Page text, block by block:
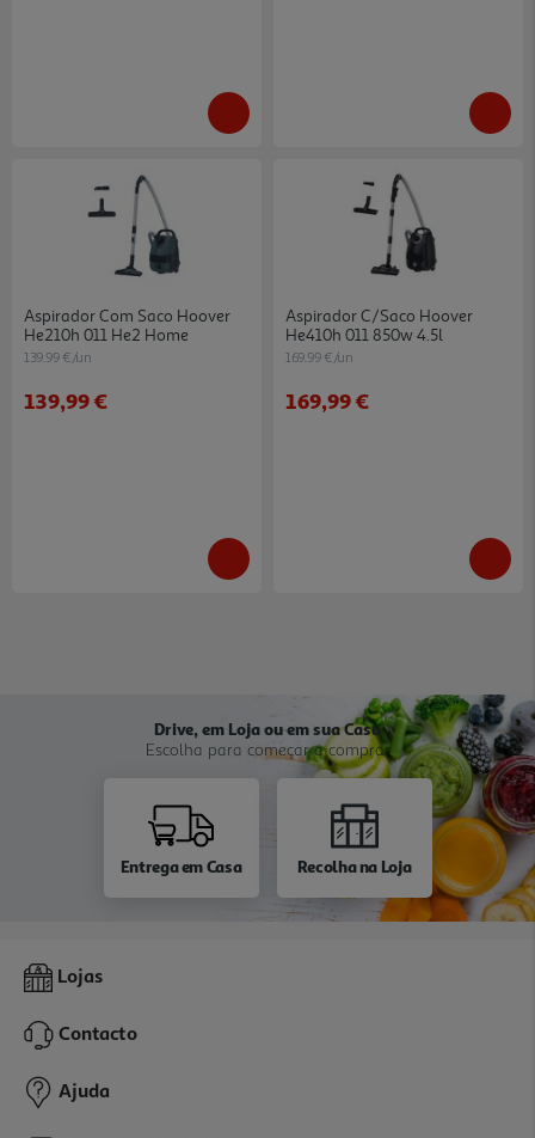
Aspirador Com Saco Hoover
He210h 011 He2 Home
139.99 €/un
139,99 €
Aspirador C/saco Hoover
He410h 011 850w 4.5l
169.99 €/un
169,99 €
Drive, em Loja ou em sua Casa
Escolha para começar a comprar
Entrega em Casa Recolha na Loja
Lojas
Contacto
Ajuda